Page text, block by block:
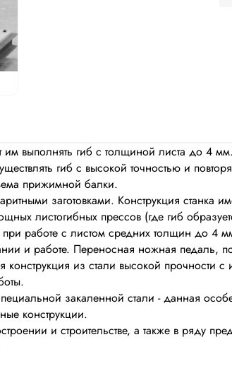
выполнять гиб с толщиной листа до 4
гиб с высокой точностью и
прижимной балки.
заготовками. Конструкция станка
листогибных прессов (где гиб
работе с листом средних толщин до 4
и работе. Переносная ножная педаль,
из стали высокой прочности
закаленной стали - данная
конструкции.
и строительстве, а также в ряду